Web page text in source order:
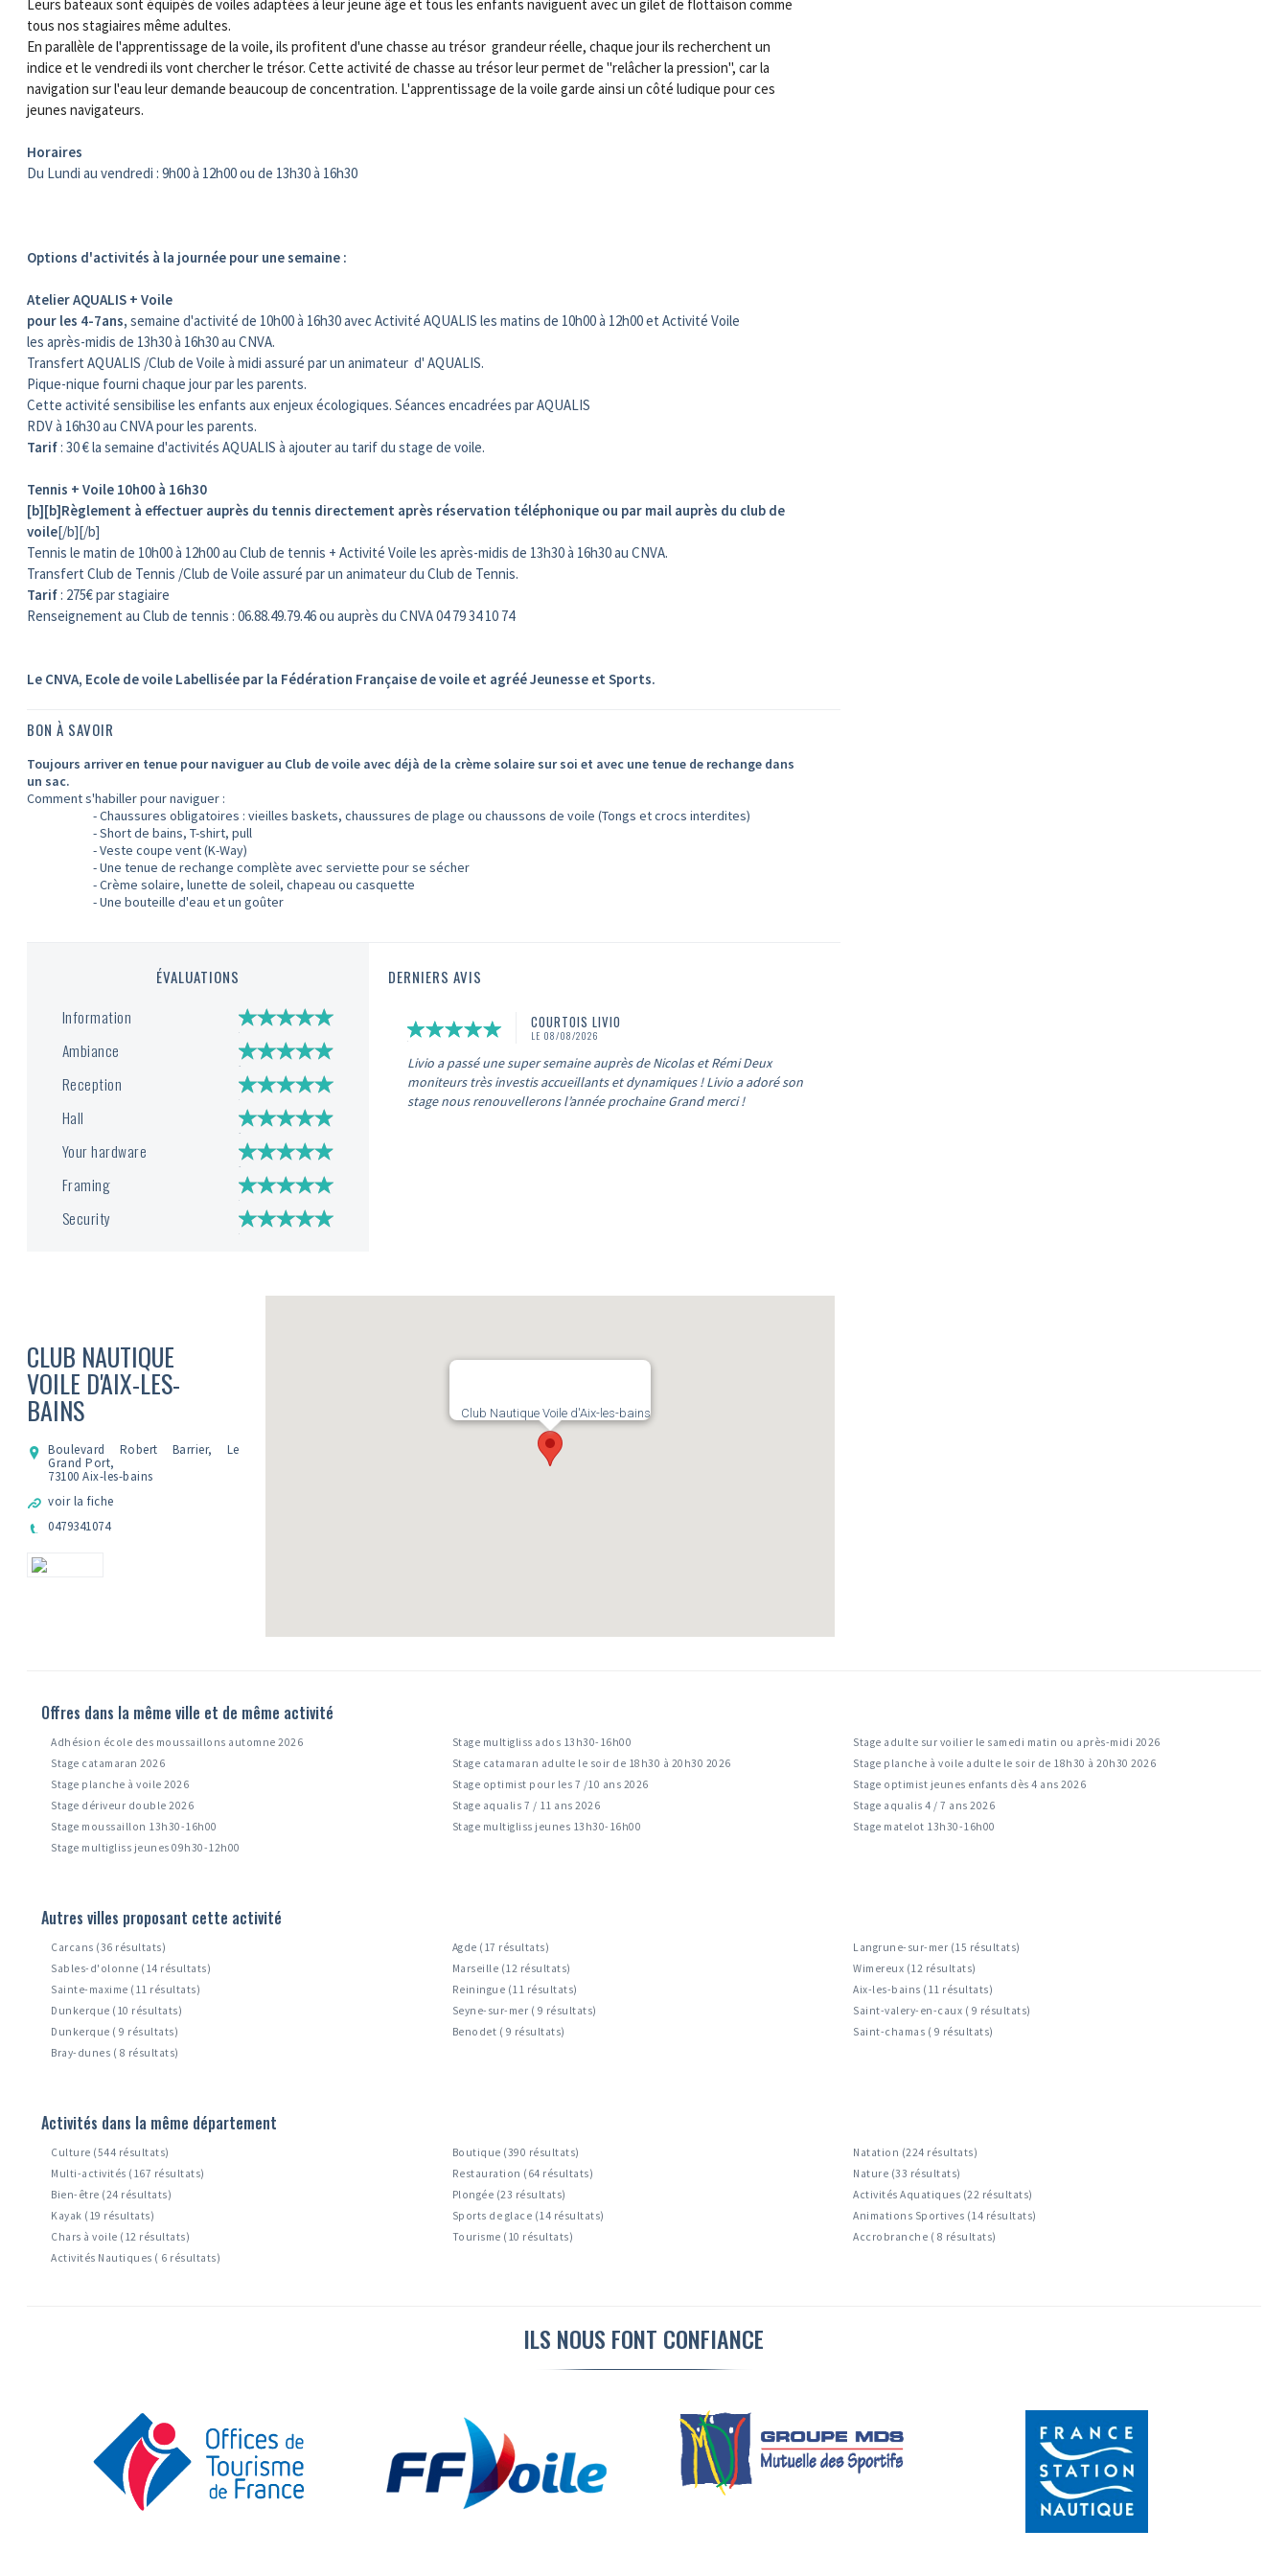
Leurs bateaux sont équipés de voiles adaptées à leur jeune âge et tous les enfants naviguent avec un gilet de flottaison comme
tous nos stagiaires même adultes.
En parallèle de l'apprentissage de la voile, ils profitent d'une chasse au trésor grandeur réelle, chaque jour ils recherchent un
indice et le vendredi ils vont chercher le trésor. Cette activité de chasse au trésor leur permet de "relâcher la pression", car la
navigation sur l'eau leur demande beaucoup de concentration. L'apprentissage de la voile garde ainsi un côté ludique pour ces
jeunes navigateurs.
Horaires
Du Lundi au vendredi : 9h00 à 12h00 ou de 13h30 à 16h30
Options d'activités à la journée pour une semaine :
Atelier AQUALIS + Voile
pour les 4-7ans,semaine d'activité de 10h00 à 16h30 avec Activité AQUALIS les matins de 10h00 à 12h00 et Activité Voile
les après-midis de 13h30 à 16h30 au CNVA.
Transfert AQUALIS /Club de Voile à midi assuré par un animateur d' AQUALIS.
Pique-nique fourni chaque jour par les parents.
Cette activité sensibilise les enfants aux enjeux écologiques. Séances encadrées par AQUALIS
RDV à 16h30 au CNVA pour les parents.
Tarif : 30 € la semaine d'activités AQUALIS à ajouter au tarif du stage de voile.
Tennis + Voile 10h00 à 16h30
[b][b]Règlement à effectuer auprès du tennis directement après réservation téléphonique ou par mail auprès du club de
voile[/b][/b]
Tennis le matin de 10h00 à 12h00 au Club de tennis + Activité Voile les après-midis de 13h30 à 16h30 au CNVA.
Transfert Club de Tennis /Club de Voile assuré par un animateur du Club de Tennis.
Tarif : 275€ par stagiaire
Renseignement au Club de tennis : 06.88.49.79.46 ou auprès du CNVA 04 79 34 10 74
Le CNVA, Ecole de voile Labellisée par la Fédération Française de voile et agréé Jeunesse et Sports.
BON À SAVOIR
Toujours arriver en tenue pour naviguer au Club de voile avec déjà de la crème solaire sur soi et avec une tenue de rechange dans
un sac.
Comment s'habiller pour naviguer :
- Chaussures obligatoires : vieilles baskets, chaussures de plage ou chaussons de voile (Tongs et crocs interdites)
- Short de bains, T-shirt, pull
- Veste coupe vent (K-Way)
- Une tenue de rechange complète avec serviette pour se sécher
- Crème solaire, lunette de soleil, chapeau ou casquette
- Une bouteille d'eau et un goûter
ÉVALUATIONS
Information
Ambiance
Reception
Hall
Your hardware
Framing
Security
DERNIERS AVIS
COURTOIS LIVIO
LE 08/08/2026
Livio a passé une super semaine auprès de Nicolas et Rémi Deux
moniteurs très investis accueillants et dynamiques ! Livio a adoré son
stage nous renouvellerons l’année prochaine Grand merci !
CLUB NAUTIQUE
VOILE D'AIX-LES-
BAINS
Boulevard Robert Barrier, Le
Grand Port,
73100 Aix-les-bains
voir la fiche
0479341074
Club Nautique Voile d'Aix-les-bains
Offres dans la même ville et de même activité
Adhésion école des moussaillons automne 2026 Stage multigliss ados 13h30-16h00
Stage adulte sur voilier le samedi matin ou après-midi 2026
Stage catamaran 2026
Stage catamaran adulte le soir de 18h30 à 20h30 2026
Stage planche à voile adulte le soir de 18h30 à 20h30 2026
Stage planche à voile 2026
Stage optimist pour les 7 /10 ans 2026
Stage optimist jeunes enfants dès 4 ans 2026
Stage dériveur double 2026
Stage aqualis 7 / 11 ans 2026
Stage aqualis 4 / 7 ans 2026
Stage moussaillon 13h30-16h00
Stage multigliss jeunes 13h30-16h00
Stage matelot 13h30-16h00
Stage multigliss jeunes 09h30-12h00
Autres villes proposant cette activité
Carcans (36 résultats) Agde (17 résultats)
Langrune-sur-mer (15 résultats)
Sables-d'olonne (14 résultats)
Marseille (12 résultats)
Wimereux (12 résultats)
Sainte-maxime (11 résultats)
Reiningue (11 résultats)
Aix-les-bains (11 résultats)
Dunkerque (10 résultats)
Seyne-sur-mer ( 9 résultats)
Saint-valery-en-caux ( 9 résultats)
Dunkerque ( 9 résultats)
Benodet ( 9 résultats)
Saint-chamas ( 9 résultats)
Bray-dunes ( 8 résultats)
Activités dans la même département
Culture (544 résultats) Boutique (390 résultats)
Natation (224 résultats)
Multi-activités (167 résultats)
Restauration (64 résultats)
Nature (33 résultats)
Bien-être (24 résultats)
Plongée (23 résultats)
Activités Aquatiques (22 résultats)
Kayak (19 résultats)
Sports de glace (14 résultats)
Animations Sportives (14 résultats)
Chars à voile (12 résultats)
Tourisme (10 résultats)
Accrobranche ( 8 résultats)
Activités Nautiques ( 6 résultats)
ILS NOUS FONT CONFIANCE